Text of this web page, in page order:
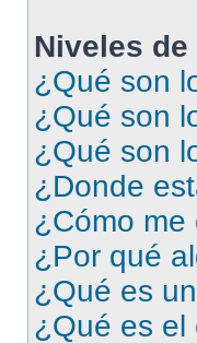
Niveles
¿Qué son
¿Qué son
¿Qué son
¿Donde
¿Cómo me
¿Por qué
¿Qué es
¿Qué es el